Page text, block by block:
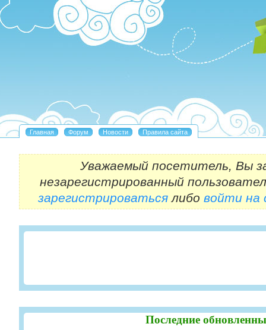
Уважаемый посетитель, Вы
незарегистрированный
зарегистрироваться либо войти на
Последние